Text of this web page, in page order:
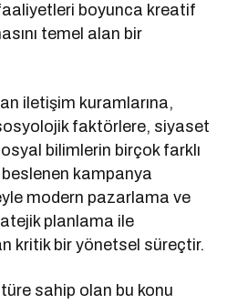
boyunca kreatif
temel alan bir
iletişim kuramlarına,
faktörlere, siyaset
bilimlerin birçok farklı
beslenen kampanya
modern pazarlama ve
planlama ile
kritik bir yönetsel süreçtir.
sahip olan bu konu